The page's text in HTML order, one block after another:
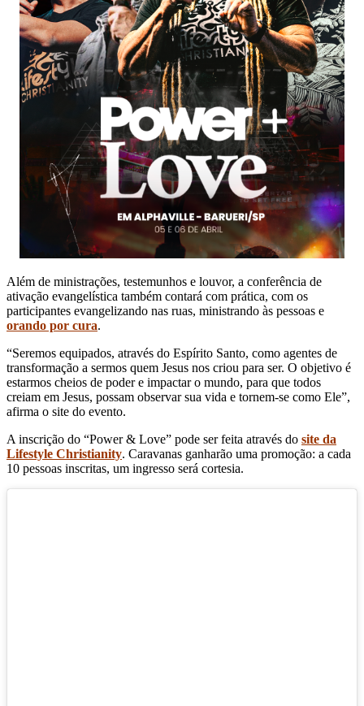
Além de ministrações, testemunhos e louvor, a conferência de
ativação evangelística também contará com prática, com os
participantes evangelizando nas ruas, ministrando às pessoas e
orando por cura.
“Seremos equipados, através do Espírito Santo, como agentes de
transformação a sermos quem Jesus nos criou para ser. O objetivo é
estarmos cheios de poder e impactar o mundo, para que todos
creiam em Jesus, possam observar sua vida e tornem-se como Ele”,
afirma o site do evento.
A inscrição do “Power & Love” pode ser feita através do site da
Lifestyle Christianity. Caravanas ganharão uma promoção: a cada
10 pessoas inscritas, um ingresso será cortesia.